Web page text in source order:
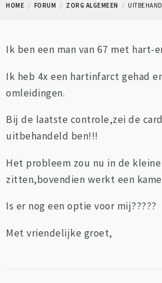
HOME FORUM ZORG ALGEMEEN
Ik ben een man van 67 met hart-
Ik heb 4x een hartinfarct gehad
omleidingen.
Bij de laatste controle,zei de
uitbehandeld ben!!!
Het probleem zou nu in de
zitten,bovendien werkt een
Is er nog een optie voor mij?????
Met vriendelijke groet,